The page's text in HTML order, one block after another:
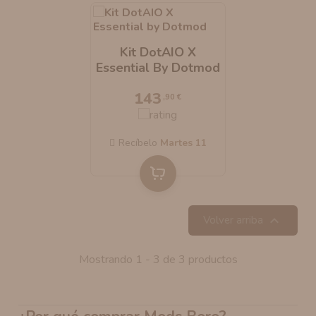
Kit DotAIO X
Essential By Dotmod
143 ,90 €
Recíbelo martes 11
Mostrando 1 - 3 de 3 productos